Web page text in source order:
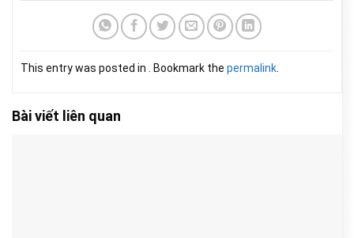
This entry was posted in . Bookmark the permalink
Bài viết liên quan